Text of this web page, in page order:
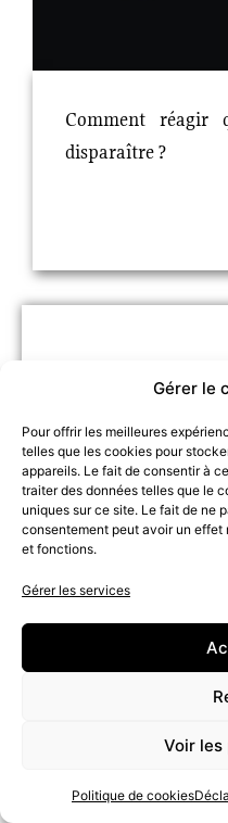
Gérer le
Pour offrir les meilleures
telles que les cookies pour
appareils. Le fait de consentir à
traiter des données telles que le
uniques sur ce site. Le fait de ne
consentement peut avoir un
et fonctions.
Gérer les services
Voir
Politique de cookies
Comment réagir
disparaître ?
Certaines
situations
un équilibre